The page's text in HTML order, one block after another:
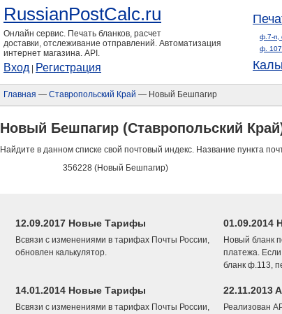
RussianPostCalc.ru
Онлайн сервис. Печать бланков, расчет
доставки, отслеживание отправлений. Автоматизация
интернет магазина. API.
Вход Регистрация
ф.7-п,
ф. 107
Главная — Ставропольский Край — Новый Бешпагир
Новый Бешпагир (Ставропольский
Найдите в данном списке свой почтовый индекс. Название пункта
356228 (Новый Бешпагир)
12.09.2017 Новые Тарифы
Всвязи с изменениями в тарифах Почты России,
обновлен калькулятор.
01.09.2014
Новый бланк
платежа.
бланк ф.113,
14.01.2014 Новые Тарифы
Всвязи с изменениями в тарифах Почты России,
22.11.2013
Реализован